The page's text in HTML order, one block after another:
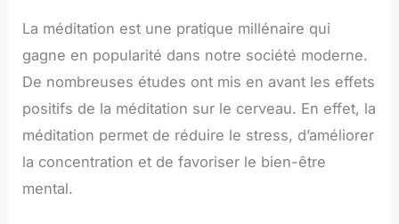
La méditation est une pratique millénaire qui
gagne en popularité dans notre société moderne.
De nombreuses études ont mis en avant les effets
positifs de la méditation sur le cerveau. En effet, la
méditation permet de réduire le stress, d’améliorer
la concentration et de favoriser le bien-être
mental.